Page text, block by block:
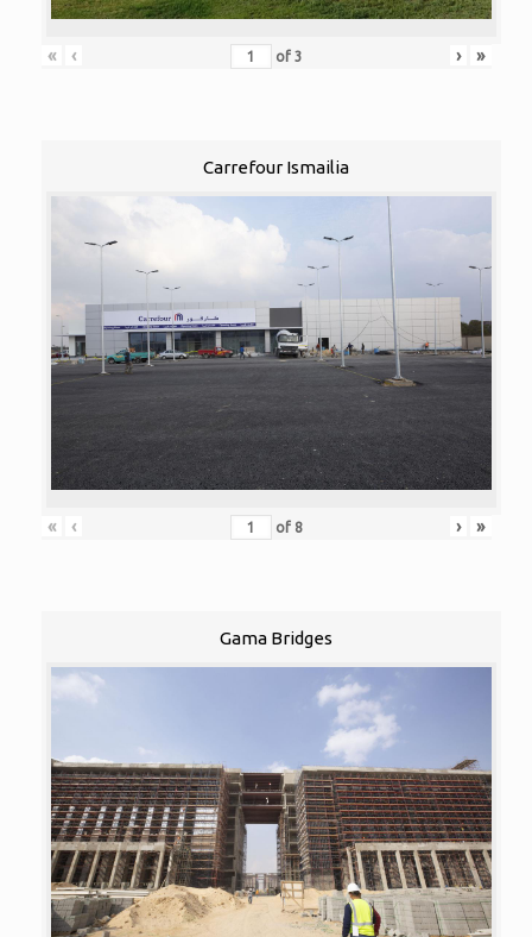
« ‹ of 3 › »
Carrefour Ismailia
« ‹ of 8 › »
Gama Bridges